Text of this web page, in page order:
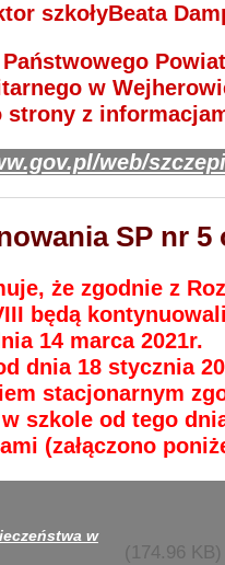
szkołyBeata
w
strony z
web/
SP nr 5
że zgodnie z
będą
14 marca 2021r.
dnia 18 stycznia
stacjonarnym
szkole od tego
(załączono
w
(174.96 KB)